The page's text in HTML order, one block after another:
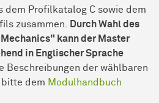
dem Profilkatalog C sowie dem
zusammen. Durch Wahl des
kann der Master
in Englischer Sprache
Beschreibungen der wählbaren
bitte dem Modulhandbuch